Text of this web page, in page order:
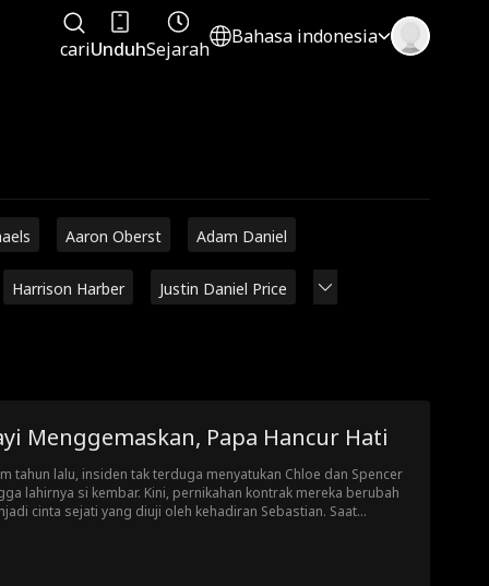
cariUnduhSejarah
Bahasa indonesia
Aaron Oberst Adam Daniel
Harrison Harber Justin Daniel Price
Menggemaskan, Papa Hancur Hati
tahun lalu, insiden tak terduga menyatukan Chloe dan Spencer
lahirnya si kembar. Kini, pernikahan kontrak mereka berubah
cinta sejati yang diuji oleh kehadiran Sebastian. Saat